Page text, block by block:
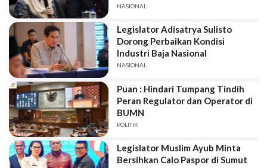
NASIONAL
Legislator Adisatrya Sulisto
Dorong Perbaikan Kondisi
Industri Baja Nasional
NASIONAL
Puan : Hindari Tumpang Tindih
Peran Regulator dan Operator di
BUMN
POLITIK
Legislator Muslim Ayub Minta
Bersihkan Calo Paspor di Sumut